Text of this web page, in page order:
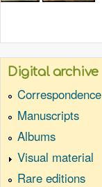
Digital archive
Correspondence
Manuscripts
Albums
Visual material
Rare editions